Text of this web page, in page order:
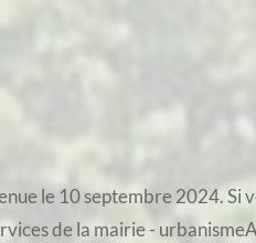
le 10 septembre 2024. Si
de la mairie -